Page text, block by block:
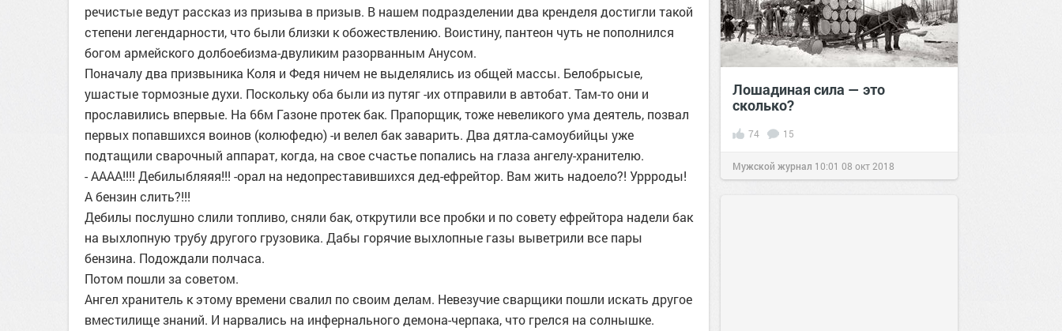
речистые ведут рассказ из призыва в призыв. В нашем подразделении два кренделя достигли такой
степени легендарности, что были близки к обожествлению. Воистину, пантеон чуть не пополнился
богом армейского долбоебизма-двуликим разорванным Анусом.
Поначалу два призвыника Коля и Федя ничем не выделялись из общей массы. Белобрысые,
ушастые тормозные духи. Поскольку оба были из путяг -их отправили в автобат. Там-то они и
прославились впервые. На 66м Газоне протек бак. Прапорщик, тоже невеликого ума деятель, позвал
первых попавшихся воинов (колюфедю) -и велел бак заварить. Два дятла-самоубийцы уже
подтащили сварочный аппарат, когда, на свое счастье попались на глаза ангелу-хранителю.
- АААА!!!! Дебилыбляяя!!! -орал на недопреставившихся дед-ефрейтор. Вам жить надоело?! Уррроды!
А бензин слить?!!!
Дебилы послушно слили топливо, сняли бак, открутили все пробки и по совету ефрейтора надели бак
на выхлопную трубу другого грузовика. Дабы горячие выхлопные газы выветрили все пары
бензина. Подождали полчаса.
Потом пошли за советом.
Ангел хранитель к этому времени свалил по своим делам. Невезучие сварщики пошли искать другое
вместилище знаний. И нарвались на инфернального демона-черпака, что грелся на солнышке.
Лошадиная сила — это
сколько?
74 15
Мужской журнал 10:01 08 окт 2018